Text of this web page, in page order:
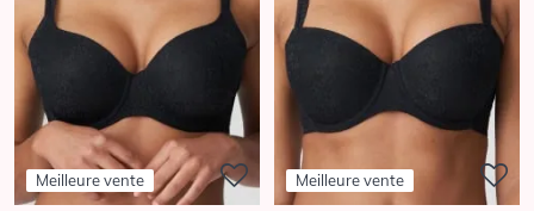
Meilleure vente Meilleure vente